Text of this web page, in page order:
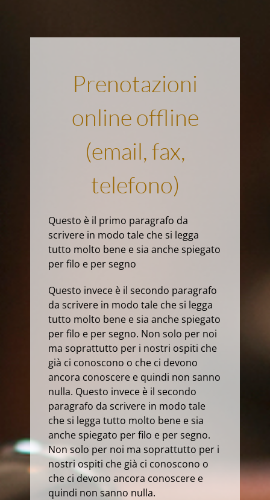
Prenotazioni
online offline
(email, fax,
telefono)
Questo è il primo paragrafo da
scrivere in modo tale che si legga
tutto molto bene e sia anche spiegato
per filo e per segno
Questo invece è il secondo paragrafo
da scrivere in modo tale che si legga
tutto molto bene e sia anche spiegato
per filo e per segno. Non solo per noi
ma soprattutto per i nostri ospiti che
già ci conoscono o che ci devono
ancora conoscere e quindi non sanno
nulla. Questo invece è il secondo
paragrafo da scrivere in modo tale
che si legga tutto molto bene e sia
anche spiegato per filo e per segno.
Non solo per noi ma soprattutto per i
nostri ospiti che già ci conoscono o
che ci devono ancora conoscere e
quindi non sanno nulla.